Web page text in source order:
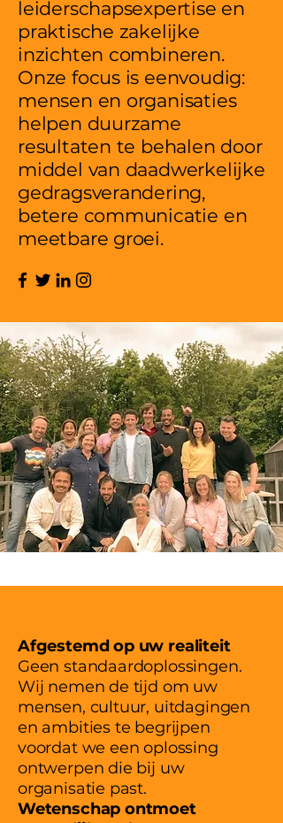
leiderschapsexpertise en
praktische zakelijke
inzichten combineren.
Onze focus is eenvoudig:
mensen en organisaties
helpen duurzame
resultaten te behalen door
middel van daadwerkelijke
gedragsverandering,
betere communicatie en
meetbare groei.
Afgestemd op uw realiteit
Geen standaardoplossingen.
Wij nemen de tijd om uw
mensen, cultuur, uitdagingen
en ambities te begrijpen
voordat we een oplossing
ontwerpen die bij uw
organisatie past.
Wetenschap ontmoet